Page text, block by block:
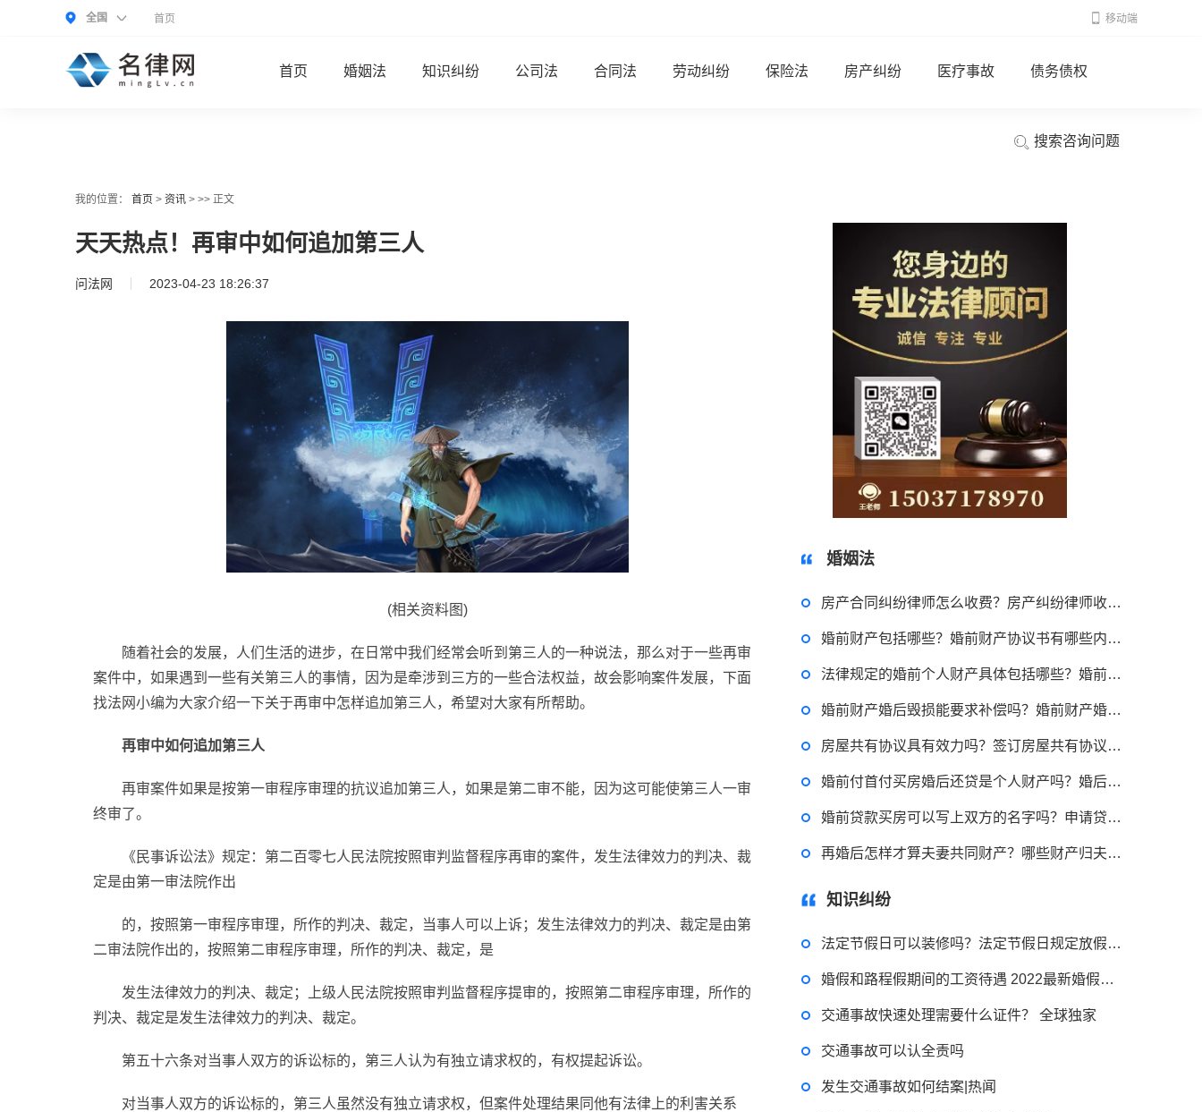
全国 首页 移动端
首页 婚姻法 知识纠纷 公司法 合同法 劳动纠纷 保险法 房产纠纷 医疗事故 债务债权
搜索咨询问题
我的位置： 首页 > 资讯 > >> 正文
天天热点！再审中如何追加第三人
问法网 2023-04-23 18:26:37
(相关资料图)
随着社会的发展，人们生活的进步，在日常中我们经常会听到第三人的一种说法，那么对于一些再审
案件中，如果遇到一些有关第三人的事情，因为是牵涉到三方的一些合法权益，故会影响案件发展，下面
找法网小编为大家介绍一下关于再审中怎样追加第三人，希望对大家有所帮助。
再审中如何追加第三人
再审案件如果是按第一审程序审理的抗议追加第三人，如果是第二审不能，因为这可能使第三人一审
终审了。
《民事诉讼法》规定：第二百零七人民法院按照审判监督程序再审的案件，发生法律效力的判决、裁
定是由第一审法院作出
的，按照第一审程序审理，所作的判决、裁定，当事人可以上诉；发生法律效力的判决、裁定是由第
二审法院作出的，按照第二审程序审理，所作的判决、裁定，是
发生法律效力的判决、裁定；上级人民法院按照审判监督程序提审的，按照第二审程序审理，所作的
判决、裁定是发生法律效力的判决、裁定。
第五十六条对当事人双方的诉讼标的，第三人认为有独立请求权的，有权提起诉讼。
对当事人双方的诉讼标的，第三人虽然没有独立请求权，但案件处理结果同他有法律上的利害关系
婚姻法
房产合同纠纷律师怎么收费？房产纠纷律师收费标准一览
婚前财产包括哪些？婚前财产协议书有哪些内容？
法律规定的婚前个人财产具体包括哪些？婚前个人财产婚后算共同财产吗？
婚前财产婚后毁损能要求补偿吗？婚前财产婚后收益是共同财产吗？
房屋共有协议具有效力吗？签订房屋共有协议书怎么写？
婚前付首付买房婚后还贷是个人财产吗？婚后还房贷的处理方式有哪些？
婚前贷款买房可以写上双方的名字吗？申请贷款的注意事项有哪些？
再婚后怎样才算夫妻共同财产？哪些财产归夫妻共同所有？
知识纠纷
法定节假日可以装修吗？法定节假日规定放假天数是多少天？
婚假和路程假期间的工资待遇 2022最新婚假国家规定内容是什么？
交通事故快速处理需要什么证件？ 全球独家
交通事故可以认全责吗
发生交通事故如何结案|热闻
申请无抵押贷款的方式有哪些？北京企业无抵押贷款如何申请？
2023-03-29 16:54:32
律师回答区
2023-03-29 16:54:32
律师回答区